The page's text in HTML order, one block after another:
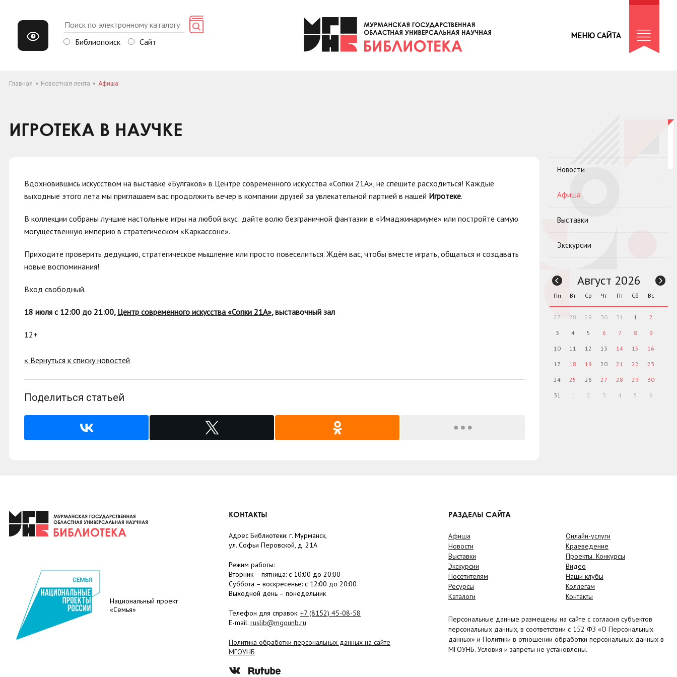
Библиопоиск Сайт
МЕНЮ САЙТА
Главная Новостная лента Афиша
ИГРОТЕКА В НАУЧКЕ
Вдохновившись искусством на выставке «Булгаков» в Центре современного искусства «Сопки 21А», не спешите расходиться! Каждые
выходные этого лета мы приглашаем вас продолжить вечер в компании друзей за увлекательной партией в нашей Игротеке.
В коллекции собраны лучшие настольные игры на любой вкус: дайте волю безграничной фантазии в «Имаджинариуме» или постройте самую
могущественную империю в стратегическом «Каркассоне».
Приходите проверить дедукцию, стратегическое мышление или просто повеселиться. Ждём вас, чтобы вместе играть, общаться и создавать
новые воспоминания!
Вход свободный.
18 июля с 12:00 до 21:00, Центр современного искусства «Сопки 21А», выставочный зал
12+
« Вернуться к списку новостей
Поделиться статьей
Новости
Афиша
Выставки
Экскурсии
Август 2026
Пн Вт Ср Чт Пт Сб Вс
27 28 29 30 31 1 2
3 4 5 6 7 8 9
10 11 12 13 14 15 16
17 18 19 20 21 22 23
24 25 26 27 28 29 30
31 1 2 3 4 5 6
Национальный проект
«Семья»
КОНТАКТЫ
Адрес Библиотеки: г. Мурманск,
ул. Софьи Перовской, д. 21А
Режим работы:
Вторник – пятница: с 10:00 до 20:00
Суббота – воскресенье: c 12:00 до 20:00
Выходной день – понедельник
Телефон для справок: +7 (8152) 45-08-58
E-mail: ruslib@mgounb.ru
Политика обработки персональных данных на сайте
МГОУНБ
РАЗДЕЛЫ САЙТА
Афиша
Новости
Выставки
Экскурсии
Посетителям
Ресурсы
Каталоги
Онлайн-услуги
Краеведение
Проекты. Конкурсы
Видео
Наши клубы
Коллегам
Контакты
Персональные данные размещены на сайте с согласия субъектов
персональных данных, в соответствии с 152 ФЗ «О Персональных
данных» и Политики в отношении обработки персональных данных в
МГОУНБ. Условия и запреты не установлены.